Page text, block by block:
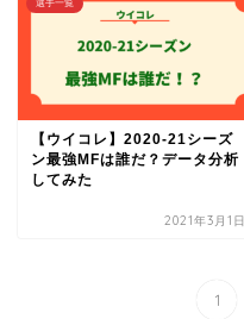
選手一覧
【ウイコレ】2020-21シーズ
ン最強MFは誰だ？データ分析
してみた
2021年3月1日
1